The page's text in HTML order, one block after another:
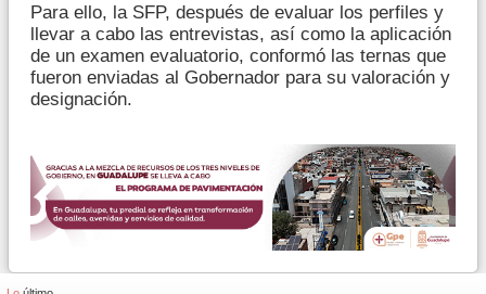
Para ello, la SFP, después de evaluar los perfiles y
llevar a cabo las entrevistas, así como la aplicación
de un examen evaluatorio, conformó las ternas que
fueron enviadas al Gobernador para su valoración y
designación.